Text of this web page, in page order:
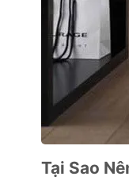
Tại Sao